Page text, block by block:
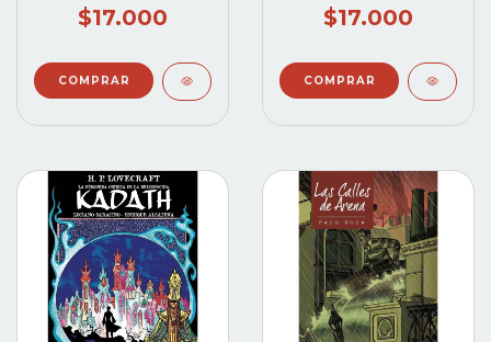
$17.000 $17.000